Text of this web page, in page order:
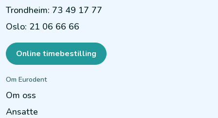
Trondheim: 73 49 17 77
Oslo: 21 06 66 66
Online timebestilling
Om Eurodent
Om oss
Ansatte